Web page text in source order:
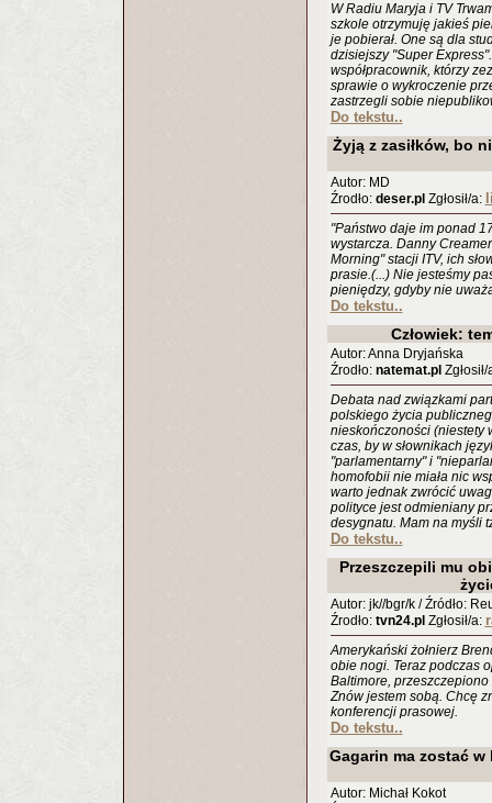
W Radiu Maryja i TV
szkole otrzymuję jakieś
je pobierał. One są dla
dzisiejszy "Super
współpracownik, którzy
sprawie o wykroczenie
zastrzegli sobie
Do tekstu..
Żyją z zasiłków, bo
Autor: MD
Źrodło: deser.pl Zgłosił/a:
"Państwo daje im ponad
wystarcza. Danny
Morning" stacji ITV, ich
prasie.(...) Nie jesteśmy
pieniędzy, gdyby nie
Do tekstu..
Człowiek:
Autor: Anna Dryjańska
Źrodło: natemat.pl
Debata nad związkami
polskiego życia
nieskończoności (niestety
czas, by w słownikach
"parlamentarny" i
homofobii nie miała nic
warto jednak zwrócić
polityce jest odmieniany
desygnatu. Mam na myśli
Do tekstu..
Przeszczepili mu
Autor: jk//bgr/k / Źródło:
Źrodło: tvn24.pl Zgłosił/a:
Amerykański żołnierz
obie nogi. Teraz podczas
Baltimore,
Znów jestem sobą. Chcę
konferencji prasowej.
Do tekstu..
Gagarin ma zostać
Autor: Michał Kokot